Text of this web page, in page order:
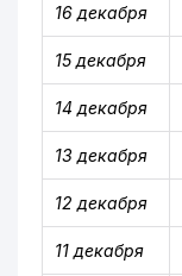
16 декабря
15 декабря
14 декабря
13 декабря
12 декабря
11 декабря